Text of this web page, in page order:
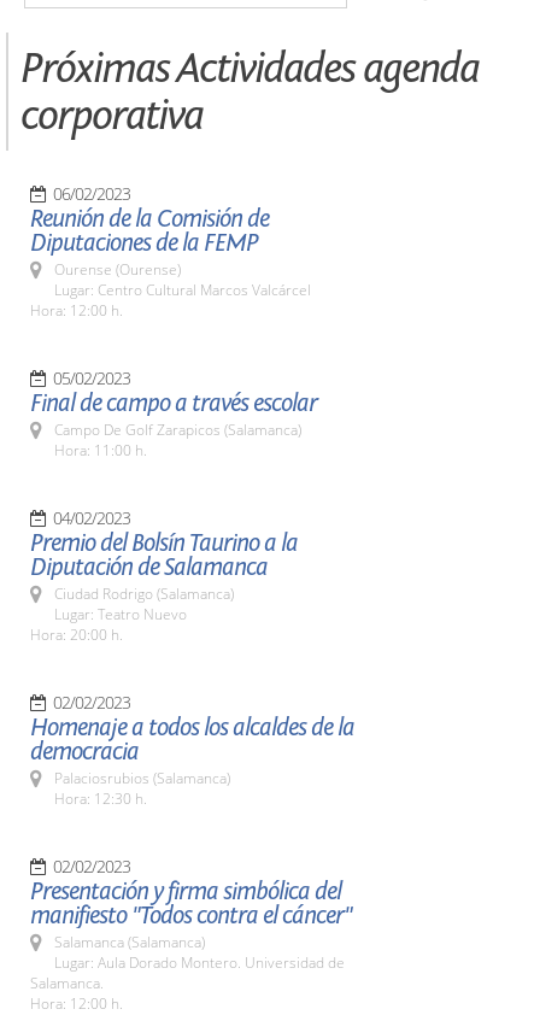
Próximas Actividades agenda
corporativa
06/02/2023
Reunión de la Comisión de
Diputaciones de la FEMP
Ourense (Ourense)
Lugar: Centro Cultural Marcos Valcárcel
Hora: 12:00 h.
05/02/2023
Final de campo a través escolar
Campo De Golf Zarapicos (Salamanca)
Hora: 11:00 h.
04/02/2023
Premio del Bolsín Taurino a la
Diputación de Salamanca
Ciudad Rodrigo (Salamanca)
Lugar: Teatro Nuevo
Hora: 20:00 h.
02/02/2023
Homenaje a todos los alcaldes de la
democracia
Palaciosrubios (Salamanca)
Hora: 12:30 h.
02/02/2023
Presentación y firma simbólica del
manifiesto "Todos contra el cáncer"
Salamanca (Salamanca)
Lugar: Aula Dorado Montero. Universidad de
Salamanca.
Hora: 12:00 h.